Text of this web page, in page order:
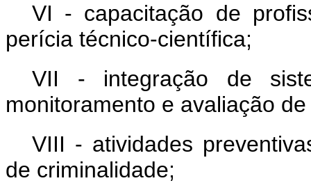
VI - capacitação de
perícia técnico-científica;
VII - integração de
monitoramento e avaliação
VIII - atividades
de criminalidade;